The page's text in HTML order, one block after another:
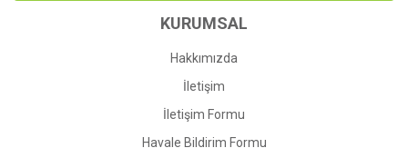
KURUMSAL
Hakkımızda
İletişim
İletişim Formu
Havale Bildirim Formu